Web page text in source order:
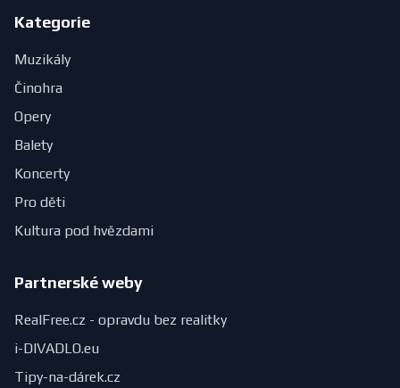
Kategorie
Muzikály
Činohra
Opery
Balety
Koncerty
Pro děti
Kultura pod hvězdami
Partnerské weby
RealFree.cz - opravdu bez realitky
i-DIVADLO.eu
Tipy-na-dárek.cz